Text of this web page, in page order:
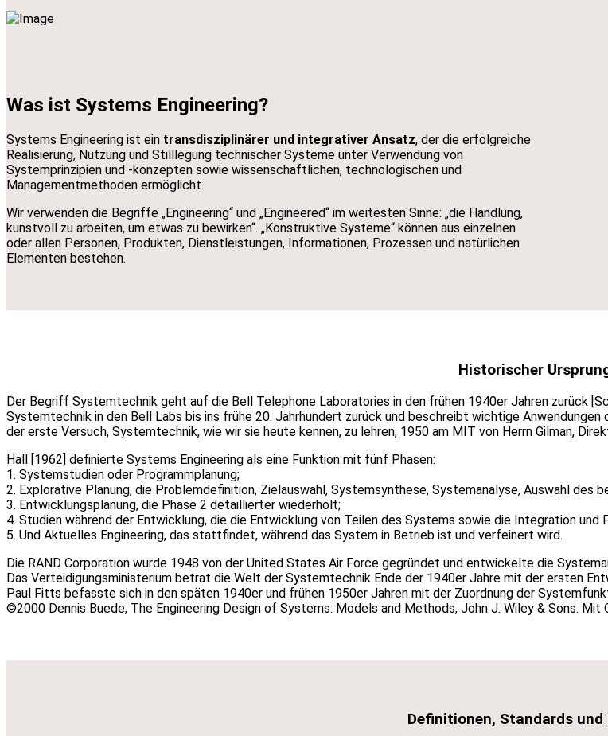
Was ist Systems Engineering?
Systems Engineering ist ein transdisziplinärer und integrativer Ansatz, der die erfolgreiche
Realisierung, Nutzung und Stilllegung technischer Systeme unter Verwendung von
Systemprinzipien und -konzepten sowie wissenschaftlichen, technologischen und
Managementmethoden ermöglicht.
Wir verwenden die Begriffe „Engineering“ und „Engineered“ im weitesten Sinne: „die Handlung,
kunstvoll zu arbeiten, um etwas zu bewirken“. „Konstruktive Systeme“ können aus einzelnen
oder allen Personen, Produkten, Dienstleistungen, Informationen, Prozessen und natürlichen
Elementen bestehen.
Historischer
Der Begriff Systemtechnik geht auf die Bell Telephone Laboratories in den frühen 1940er Jahren zurück
Systemtechnik in den Bell Labs bis ins frühe 20. Jahrhundert zurück und beschreibt wichtige
der erste Versuch, Systemtechnik, wie wir sie heute kennen, zu lehren, 1950 am MIT von Herrn Gilman,
Hall [1962] definierte Systems Engineering als eine Funktion mit fünf Phasen:
1. Systemstudien oder Programmplanung;
2. Explorative Planung, die Problemdefinition, Zielauswahl, Systemsynthese, Systemanalyse, Auswahl des
3. Entwicklungsplanung, die Phase 2 detaillierter wiederholt;
4. Studien während der Entwicklung, die die Entwicklung von Teilen des Systems sowie die Integration und
5. Und Aktuelles Engineering, das stattfindet, während das System in Betrieb ist und verfeinert wird.
Die RAND Corporation wurde 1948 von der United States Air Force gegründet und entwickelte die
Das Verteidigungsministerium betrat die Welt der Systemtechnik Ende der 1940er Jahre mit der ersten
Paul Fitts befasste sich in den späten 1940er und frühen 1950er Jahren mit der Zuordnung der
©2000 Dennis Buede, The Engineering Design of Systems: Models and Methods, John J. Wiley & Sons.
Definitionen, Standards und